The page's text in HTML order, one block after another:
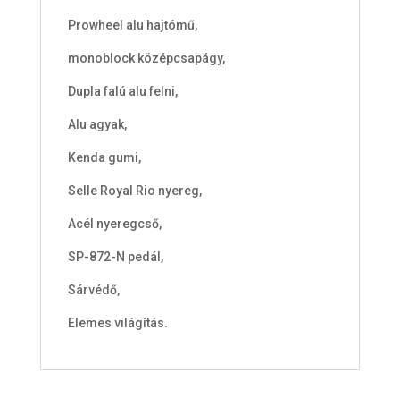
Prowheel alu hajtómű,
monoblock középcsapágy,
Dupla falú alu felni,
Alu agyak,
Kenda gumi,
Selle Royal Rio nyereg,
Acél nyeregcső,
SP-872-N pedál,
Sárvédő,
Elemes világítás.